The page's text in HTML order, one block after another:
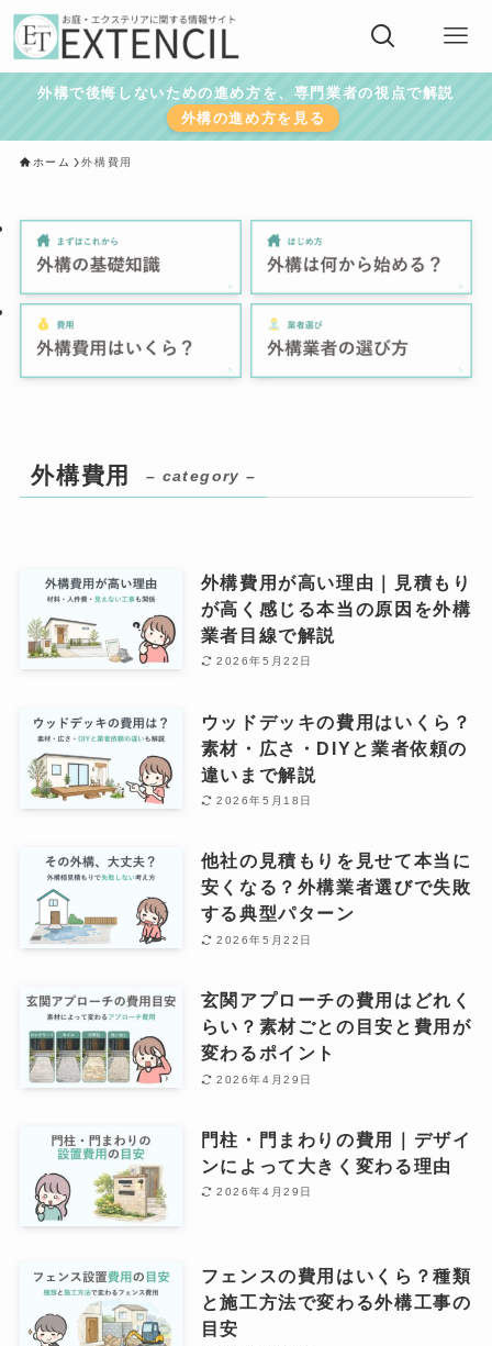
外構で後悔しないための進め方を、専門業者の視点で解説
外構の進め方を見る
ホーム 外構費用
外構費用 – category –
外構費用が高い理由｜見積もり
が高く感じる本当の原因を外構
業者目線で解説
2026年5月22日
ウッドデッキの費用はいくら？
素材・広さ・DIYと業者依頼の
違いまで解説
2026年5月18日
他社の見積もりを見せて本当に
安くなる？外構業者選びで失敗
する典型パターン
2026年5月22日
玄関アプローチの費用はどれく
らい？素材ごとの目安と費用が
変わるポイント
2026年4月29日
門柱・門まわりの費用｜デザイ
ンによって大きく変わる理由
2026年4月29日
フェンスの費用はいくら？種類
と施工方法で変わる外構工事の
目安